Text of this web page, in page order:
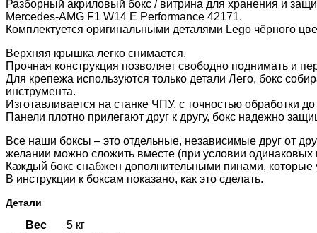
Разборный акриловый бокс / витрина для хранeния и
Mercedes-AMG F1 W14 E Performance 42171.
Комплектуется оригинальными деталями Lego чёрного
Верхняя крышка легко снимается.
Прочная конструкция позволяет свободно поднимать и
Для крепежа используются только детали Лего, бокс
инструмента.
Изготавливается на станке ЧПУ, с точностью обработки
Панели плотно прилегают друг к другу, бокс надежно
Все наши боксы – это отдельные, независимые друг от
желании можно сложить вместе (при условии одинаковых
Каждый бокс снабжен дополнительными пинами,
В инструкции к боксам показано, как это сделать.
Детали
Вес
5 кг